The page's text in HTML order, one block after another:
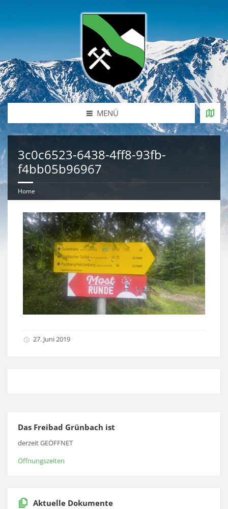
MENÜ
3c0c6523-6438-4ff8-93fb-
f4bb05b96967
Home
27. Juni 2019
Das Freibad Grünbach ist
derzeit GEÖFFNET
Öffnungszeiten
Aktuelle Dokumente